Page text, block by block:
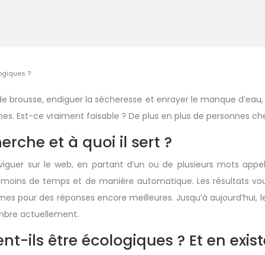
?
brousse, endiguer la sécheresse et enrayer le manque
Est-ce vraiment faisable ? De plus en plus de personnes
et à quoi il sert ?
sur le web, en partant d’un ou de plusieurs mots
de temps et de manière automatique. Les résultats
pour des réponses encore meilleures. Jusqu’à
actuellement.
ils être écologiques ? Et en